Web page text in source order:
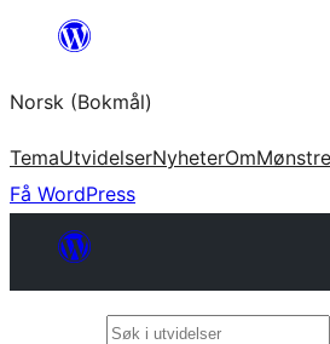
Hopp
innhold
Norsk (Bokmål)
TemaUtvidelserNyheterOmMønstre
Få WordPress
Søk